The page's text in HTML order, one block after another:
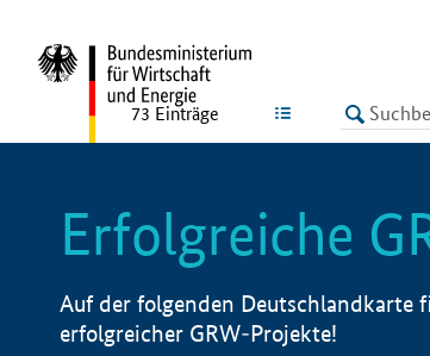
LISTE
73 Einträge
Erfolgreiche
Auf der folgenden Deutschlandkarte
erfolgreicher GRW-Projekte!